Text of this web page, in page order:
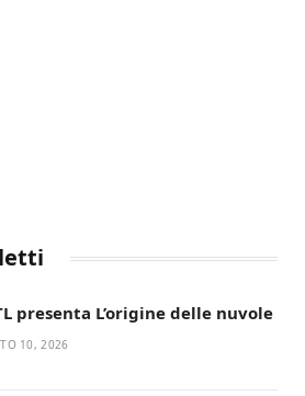
presenta L’origine delle nuvole
10, 2026